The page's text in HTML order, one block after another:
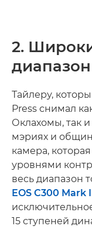
2.
диапазон
Тайлеру,
Press снимал
Оклахомы, так
мэриях и
камера,
уровнями
весь диапазон
EOS C300 Mark
15 ступеней